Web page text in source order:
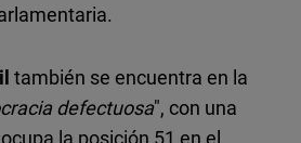
también se encuentra en la
defectuosa", con una
la posición 51 en el